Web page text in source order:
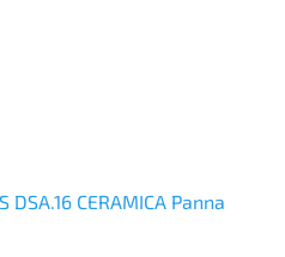
DSA.16 CERAMICA Panna